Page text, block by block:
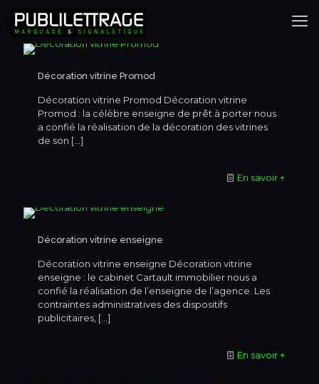
Décoration vitrine Promod
Décoration vitrine Promod Décoration vitrine
Promod : la célèbre enseigne de prêt à porter nous
a confié la réalisation de la décoration des vitrines
de son […]
En savoir +
Décoration vitrine enseigne
Décoration vitrine enseigne Décoration vitrine
enseigne : le cabinet Cartault immobilier nous a
confié la réalisation de l’enseigne de l’agence. Les
contraintes administratives des dispositifs
publicitaires, […]
En savoir +